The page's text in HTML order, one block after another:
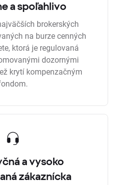
a spoľahlivo
brokerských
na burze cenných
ktorá je regulovaná
dozornými
krytí kompenzačným
a vysoko
zákaznícka